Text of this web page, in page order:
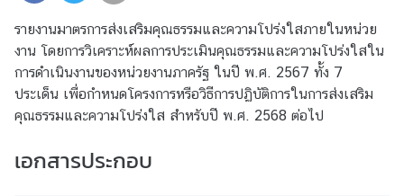
บ
เ
ร
า
ข้
อ
รายงานมาตรการส่งเสริมคุณธรรมและความโปร่งใสภายในหน่วย
งาน โดยการวิเคราะห์ผลการประเมินคุณธรรมและความโปร่งใสใน
การดำเนินงานของหน่วยงานภาครัฐ ในปี พ.ศ. 2567 ทั้ง 7
ประเด็น เพื่อกำหนดโครงการหรือวิธีการปฏิบัติการในการส่งเสริม
คุณธรรมและความโปร่งใส สำหรับปี พ.ศ. 2568 ต่อไป
เอกสารประกอบ